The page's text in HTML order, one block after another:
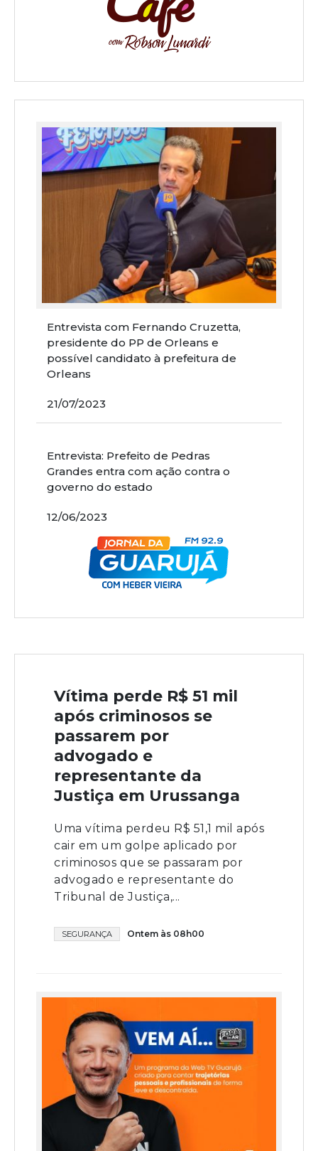
Entrevista com Fernando Cruzetta,
presidente do PP de Orleans e
possível candidato à prefeitura de
Orleans
21/07/2023
Entrevista: Prefeito de Pedras
Grandes entra com ação contra o
governo do estado
12/06/2023
Vítima perde R$ 51 mil
após criminosos se
passarem por
advogado e
representante da
Justiça em Urussanga
Uma vítima perdeu R$ 51,1 mil após
cair em um golpe aplicado por
criminosos que se passaram por
advogado e representante do
Tribunal de Justiça,...
SEGURANÇA Ontem às 08h00